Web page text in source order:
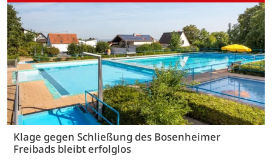
Klage gegen Schließung des Bosenheimer
Freibads bleibt erfolglos